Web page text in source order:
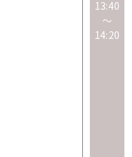
13:40
～
14:20